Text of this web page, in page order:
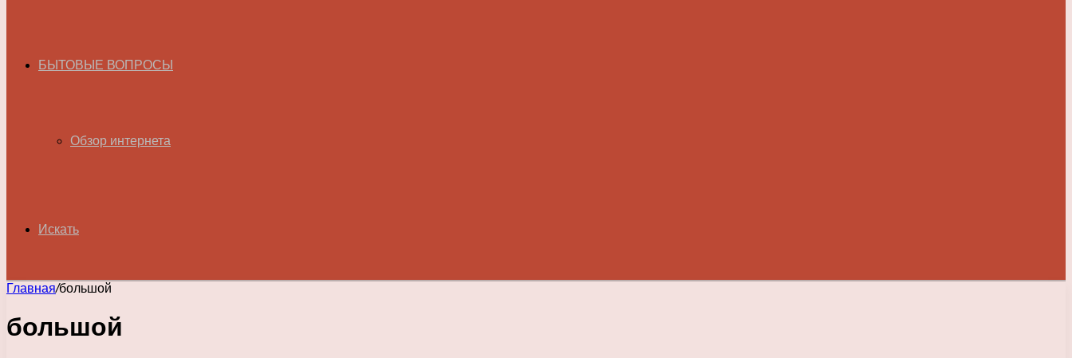
БЫТОВЫЕ ВОПРОСЫ
Обзор интернета
Искать
Главная/большой
большой